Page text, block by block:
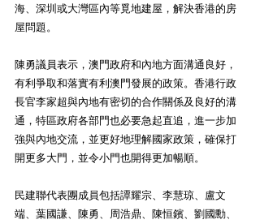
海、深圳或大灣區內等覓地建屋，解決香港的房
屋問題。
陳勇議員表示，澳門政府和內地方面溝通良好，
有利爭取和落實有利澳門發展的政策。香港行政
長官李家超與內地有密切的合作關係及良好的溝
通，特區政府各部門也必要急起直追，進一步加
強與內地交流，並更好地理解國家政策，確保打
開更多大門，並令小門也開得更加暢順。
民建聯代表團成員包括譚耀宗、李慧琼、盧文
端、葉國謙、陳勇、周浩鼎、陳恒鑌、劉國勳、